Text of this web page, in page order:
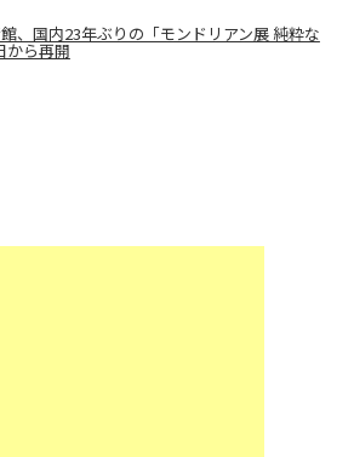
、国内23年ぶりの「モンドリアン展 純粋な
から再開